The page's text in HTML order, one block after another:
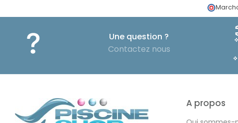
Une question ?
Contactez nous
A propos